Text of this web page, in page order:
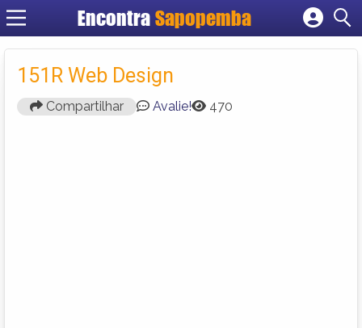
Encontra Sapopemba
Cadastrar empresa
Criar conta
151R Web Design
Compartilhar Avalie! 470